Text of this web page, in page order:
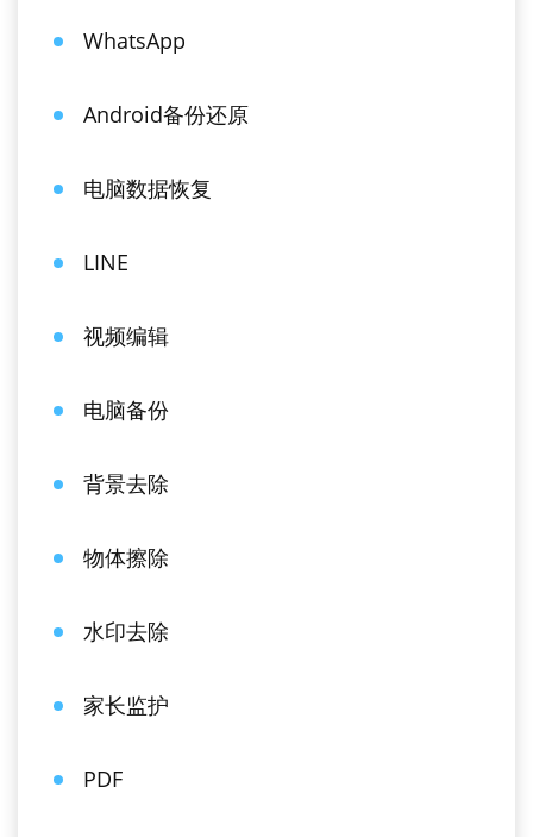
WhatsApp
Android备份还原
电脑数据恢复
LINE
视频编辑
电脑备份
背景去除
物体擦除
水印去除
家长监护
PDF